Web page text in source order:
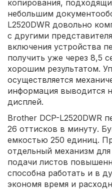
копирования,
небольшим
L2520DWR довольно
с другими
включения устройства
получить уже через 8,5
хорошим результатом.
осуществляется
информация выводится
дисплей.
Brother DCP-L2520DWR
26 оттисков в минуту.
емкостью 250 единиц.
отдельный механизм
подачи листов
способна работать и в
экономя время и